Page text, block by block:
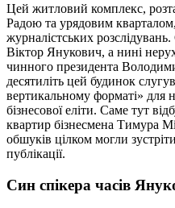
Цей житловий комплекс,
Радою та урядовим
журналістських
Віктор Янукович, а нині
чинного президента
десятиліть цей будинок
вертикальному форматі» для
бізнесової еліти. Саме тут
квартир бізнесмена Тимура
обшуків цілком могли
публікації.
Син спікера часів